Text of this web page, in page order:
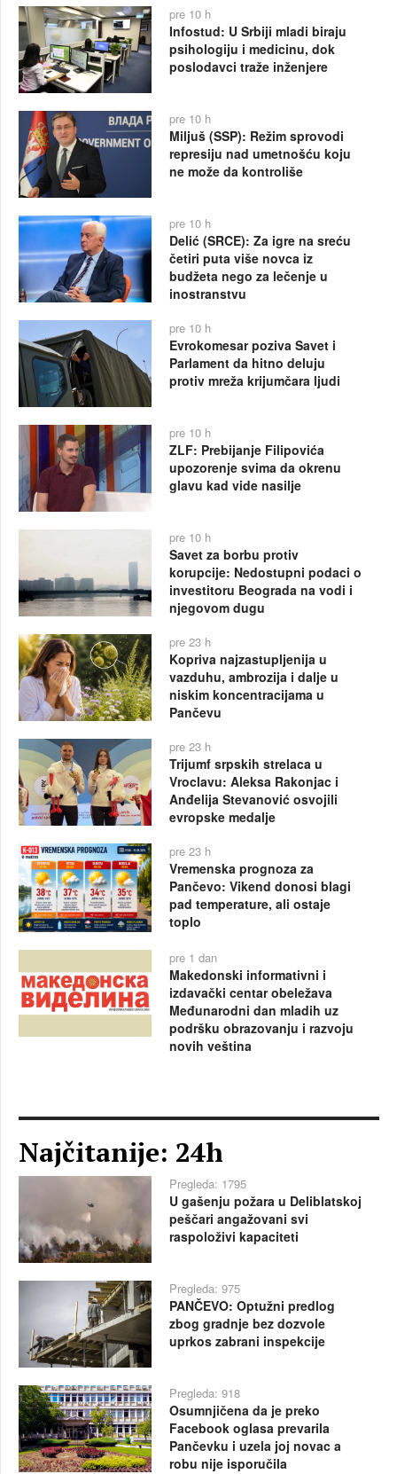
pre 10 h
Infostud: U Srbiji mladi biraju
psihologiju i medicinu, dok
poslodavci traže inženjere
pre 10 h
Miljuš (SSP): Režim sprovodi
represiju nad umetnošću koju
ne može da kontroliše
pre 10 h
Delić (SRCE): Za igre na sreću
četiri puta više novca iz
budžeta nego za lečenje u
inostranstvu
pre 10 h
Evrokomesar poziva Savet i
Parlament da hitno deluju
protiv mreža krijumčara ljudi
pre 10 h
ZLF: Prebijanje Filipovića
upozorenje svima da okrenu
glavu kad vide nasilje
pre 10 h
Savet za borbu protiv
korupcije: Nedostupni podaci o
investitoru Beograda na vodi i
njegovom dugu
pre 23 h
Kopriva najzastupljenija u
vazduhu, ambrozija i dalje u
niskim koncentracijama u
Pančevu
pre 23 h
Trijumf srpskih strelaca u
Vroclavu: Aleksa Rakonjac i
Anđelija Stevanović osvojili
evropske medalje
pre 23 h
Vremenska prognoza za
Pančevo: Vikend donosi blagi
pad temperature, ali ostaje
toplo
pre 1 dan
Makedonski informativni i
izdavački centar obeležava
Međunarodni dan mladih uz
podršku obrazovanju i razvoju
novih veština
Najčitanije: 24h
Pregleda: 1795
U gašenju požara u Deliblatskoj
peščari angažovani svi
raspoloživi kapaciteti
Pregleda: 975
PANČEVO: Optužni predlog
zbog gradnje bez dozvole
uprkos zabrani inspekcije
Pregleda: 918
Osumnjičena da je preko
Facebook oglasa prevarila
Pančevku i uzela joj novac a
robu nije isporučila